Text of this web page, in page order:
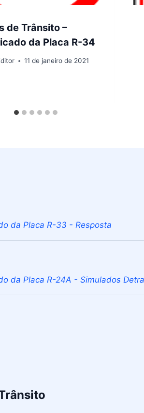
de Trânsito –
da Placa R-34
11 de janeiro de 2021
da Placa R-33 - Resposta
da Placa R-24A - Simulados